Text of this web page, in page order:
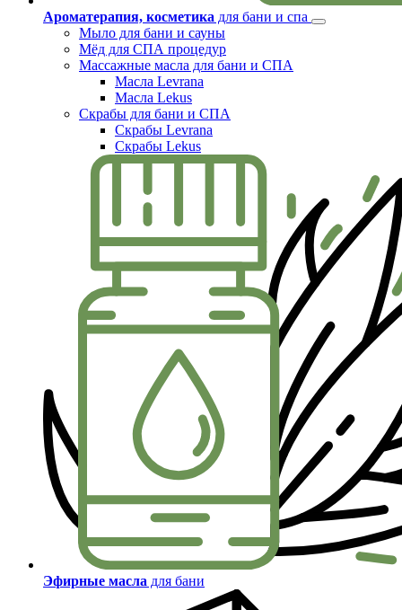
Ароматерапия, косметика для бани и спа
Мыло для бани и сауны
Мёд для СПА процедур
Массажные масла для бани и СПА
Масла Levrana
Масла Lekus
Скрабы для бани и СПА
Скрабы Levrana
Скрабы Lekus
Эфирные масла для бани